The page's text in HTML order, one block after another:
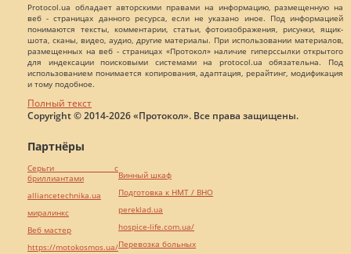
Protocol.ua обладает авторскими правами на информацию, размещенную на
веб - страницах данного ресурса, если не указано иное. Под информацией
понимаются тексты, комментарии, статьи, фотоизображения, рисунки, ящик-
шота, сканы, видео, аудио, другие материалы. При использовании материалов,
размещенных на веб - страницах «Протокол» наличие гиперссылки открытого
для индексации поисковыми системами на protocol.ua обязательна. Под
использованием понимается копирования, адаптация, рерайтинг, модификация
и тому подобное.
Полный текст
Copyright © 2014-2026 «Протокол». Все права защищены.
Партнёры
Серьги с
бриллиантами
alliancetechnika.ua
миралинкс
Веб мастер
https://motokosmos.ua/
Винный шкаф
Подготовка к НМТ / ВНО
pereklad.ua
hospice-life.com.ua/
Перевозка больных